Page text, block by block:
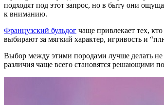
подходят под этот запрос, но в быту они
к вниманию.
Французский бульдог чаще привлекает тех,
выбирают за мягкий характер, игривость и
Выбор между этими породами лучше делать
различия чаще всего становятся решающими